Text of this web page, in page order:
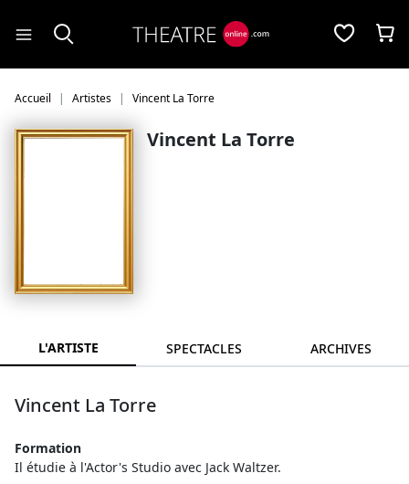
Accueil Artistes Vincent La Torre
Vincent La Torre
L'ARTISTE SPECTACLES ARCHIVES
Vincent La Torre
Formation
Il étudie à l'Actor's Studio avec Jack Waltzer.